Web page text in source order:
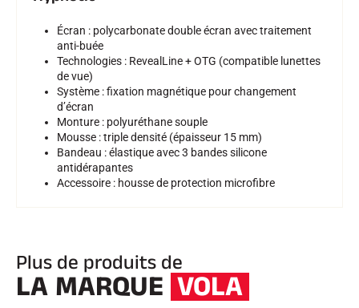
Écran : polycarbonate double écran avec traitement
anti-buée
Technologies : RevealLine + OTG (compatible lunettes
de vue)
Système : fixation magnétique pour changement
d’écran
Monture : polyuréthane souple
Mousse : triple densité (épaisseur 15 mm)
Bandeau : élastique avec 3 bandes silicone
antidérapantes
Accessoire : housse de protection microfibre
Plus de produits de
LA MARQUE VOLA